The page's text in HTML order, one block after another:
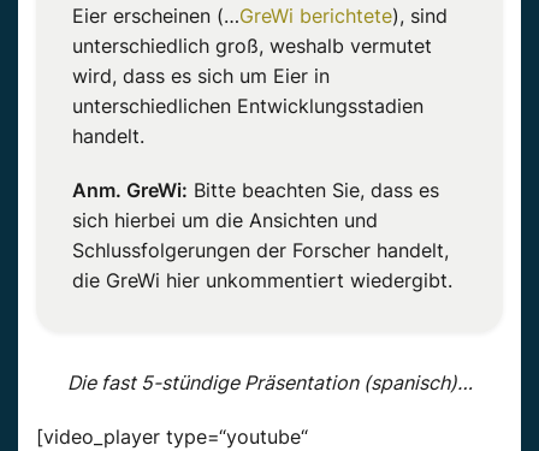
Eier erscheinen (…GreWi berichtete), sind
unterschiedlich groß, weshalb vermutet
wird, dass es sich um Eier in
unterschiedlichen Entwicklungsstadien
handelt.
Anm. GreWi: Bitte beachten Sie, dass es
sich hierbei um die Ansichten und
Schlussfolgerungen der Forscher handelt,
die GreWi hier unkommentiert wiedergibt.
Die fast 5-stündige Präsentation (spanisch)…
[video_player type=“youtube“